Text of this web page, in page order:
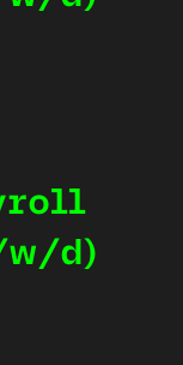
w/d)